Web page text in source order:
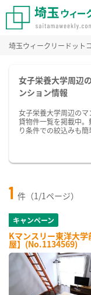
埼玉ウィークリードット
女子栄養大学周辺
ンション情報
女子栄養大学周辺の
貸物件一覧を掲載中
り条件での絞込みも簡
1 件（1/1ページ）
キャンペーン
Kマンスリー東洋大
屋】(No.1134569)